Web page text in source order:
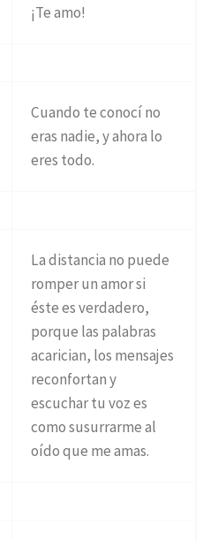
¡Te amo!
Cuando te conocí no
eras nadie, y ahora lo
eres todo.
La distancia no puede
romper un amor si
éste es verdadero,
porque las palabras
acarician, los mensajes
reconfortan y
escuchar tu voz es
como susurrarme al
oído que me amas.